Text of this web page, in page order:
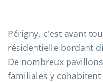
Périgny, c'est avant
résidentielle bordant
De nombreux
familiales y